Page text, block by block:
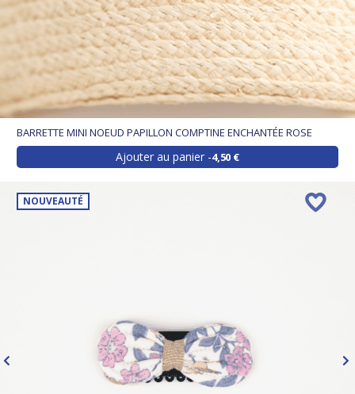
BARRETTE MINI NOEUD PAPILLON COMPTINE ENCHANTÉE ROSE
Ajouter au panier 4,50 €
NOUVEAUTÉ